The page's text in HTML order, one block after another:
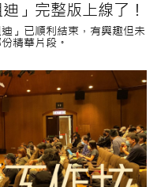
」完整版上線了！
」已順利結束，有興趣但未
精華片段。